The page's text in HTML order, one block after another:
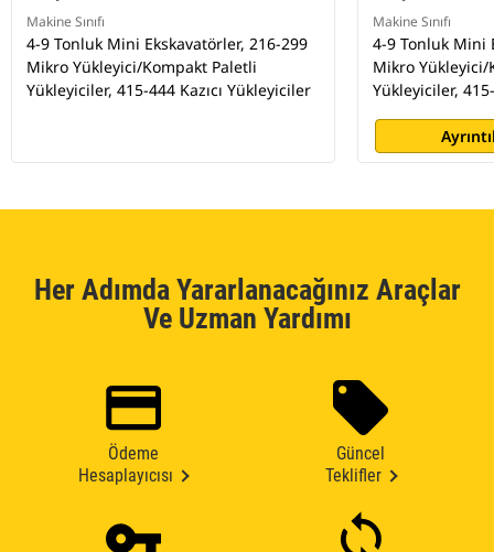
Makine Sınıfı
4-9 Tonluk Mini Ekskavatörler, 216-299
Mikro Yükleyici/Kompakt Paletli
Yükleyiciler, 415-444 Kazıcı Yükleyiciler
Makine Sınıfı
4-9 Tonluk Mini
Mikro
Yükleyiciler,
Her Adımda Yararlanacağınız Araçlar
Ve Uzman Yardımı
Ödeme
Hesaplayıcısı
Güncel
Teklifler